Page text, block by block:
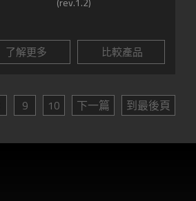
了解更多 比較產品
9 10 下一篇 到最後頁